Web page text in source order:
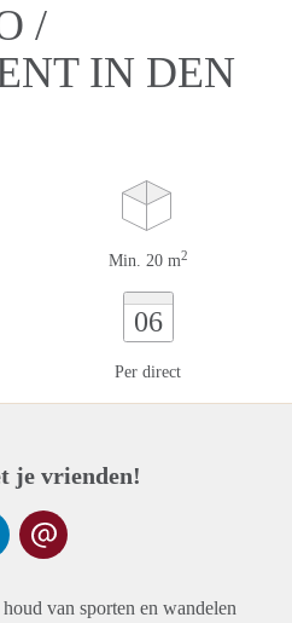
/
IN DEN
Min. 20 m2
06
Per direct
je vrienden!
van sporten en wandelen